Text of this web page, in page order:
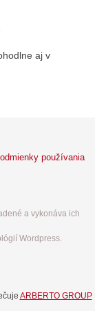
aj v
používania
a vykonáva ich
Wordpress.
ARBERTO GROUP